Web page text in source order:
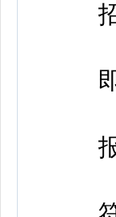
招
即
报